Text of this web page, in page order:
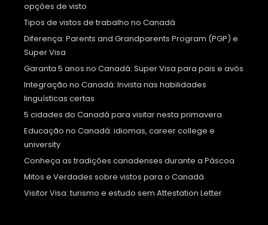
opções de visto
Tipos de vistos de trabalho no Canadá
Diferença: Parents and Grandparents Program (PGP) e
Super Visa
Garanta 5 anos no Canadá: Super Visa para pais e avós
Integração no Canadá: Invista nas habilidades
linguísticas certas
5 cidades do Canadá para visitar nesta primavera
Educação no Canadá: idiomas, career college e
university
Conheça as tradições canadenses durante a Páscoa
Mitos e Verdades sobre vistos para o Canadá
Visitor Visa: turismo e estudo sem Attestation Letter